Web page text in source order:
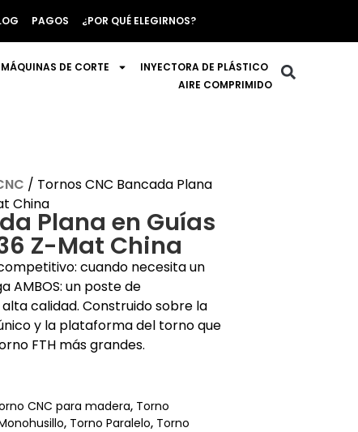
PAGOS ¿POR QUÉ ELEGIRNOS?
MÁQUINAS DE CORTE
INYECTORA DE PLÁSTICO
AIRE COMPRIMIDO
/ Tornos CNC Bancada Plana
China
Plana en Guías
Z-Mat China
cuando necesita un
AMBOS: un poste de
calidad. Construido sobre la
y la plataforma del torno que
FTH más grandes.
CNC para madera, Torno
, Torno Paralelo, Torno